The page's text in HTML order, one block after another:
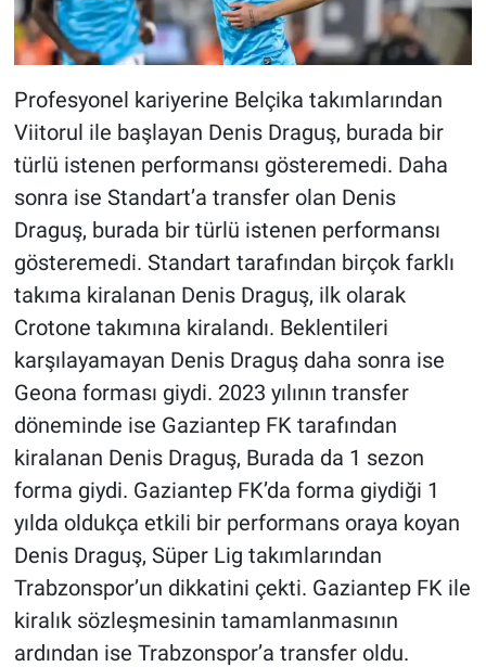
Profesyonel kariyerine Belçika takımlarından
Viitorul ile başlayan Denis Draguş, burada bir
türlü istenen performansı gösteremedi. Daha
sonra ise Standart’a transfer olan Denis
Draguş, burada bir türlü istenen performansı
gösteremedi. Standart tarafından birçok farklı
takıma kiralanan Denis Draguş, ilk olarak
Crotone takımına kiralandı. Beklentileri
karşılayamayan Denis Draguş daha sonra ise
Geona forması giydi. 2023 yılının transfer
döneminde ise Gaziantep FK tarafından
kiralanan Denis Draguş, Burada da 1 sezon
forma giydi. Gaziantep FK’da forma giydiği 1
yılda oldukça etkili bir performans oraya koyan
Denis Draguş, Süper Lig takımlarından
Trabzonspor’un dikkatini çekti. Gaziantep FK ile
kiralık sözleşmesinin tamamlanmasının
ardından ise Trabzonspor’a transfer oldu.